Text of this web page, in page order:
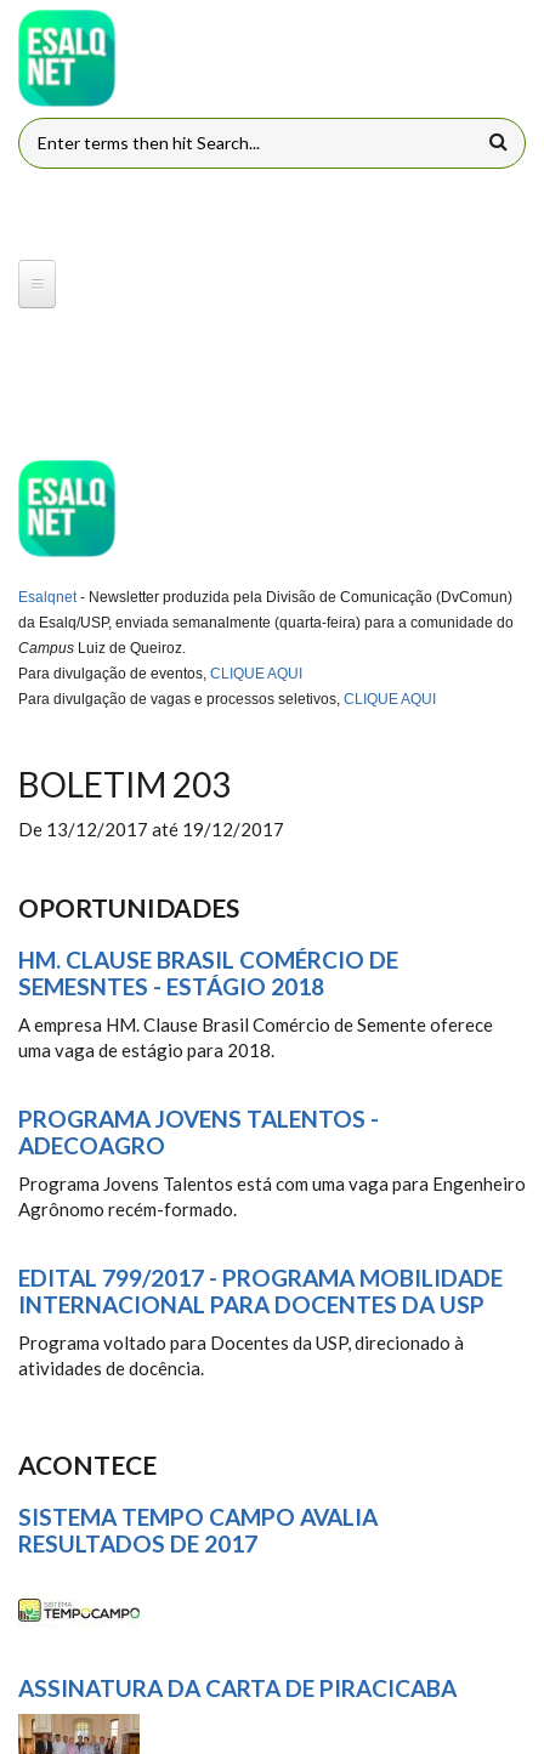
Pular para o conteúdo principal
FORMULÁRIO DE BUSCA
ESQLNET
Esalqnet- Newsletter produzida pela Divisão de Comunicação (DvComun)
da Esalq/USP, enviada semanalmente (quarta-feira) para a comunidade do
Campus Luiz de Queiroz.
Para divulgação de eventos, CLIQUE AQUI
Para divulgação de vagas e processos seletivos, CLIQUE AQUI
BOLETIM 203
De 13/12/2017 até 19/12/2017
OPORTUNIDADES
HM. CLAUSE BRASIL COMÉRCIO DE
SEMESNTES - ESTÁGIO 2018
A empresa HM. Clause Brasil Comércio de Semente oferece
uma vaga de estágio para 2018.
PROGRAMA JOVENS TALENTOS -
ADECOAGRO
Programa Jovens Talentos está com uma vaga para Engenheiro
Agrônomo recém-formado.
EDITAL 799/2017 - PROGRAMA MOBILIDADE
INTERNACIONAL PARA DOCENTES DA USP
Programa voltado para Docentes da USP, direcionado à
atividades de docência.
ACONTECE
SISTEMA TEMPO CAMPO AVALIA
RESULTADOS DE 2017
ASSINATURA DA CARTA DE PIRACICABA